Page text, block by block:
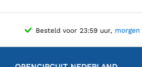
Besteld voor 23:59 uur, morgen